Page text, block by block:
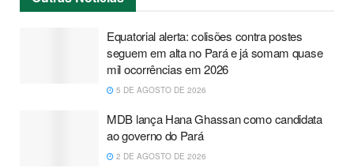
Equatorial alerta: colisões contra postes
seguem em alta no Pará e já somam quase
mil ocorrências em 2026
5 DE AGOSTO DE 2026
MDB lança Hana Ghassan como candidata
ao governo do Pará
2 DE AGOSTO DE 2026